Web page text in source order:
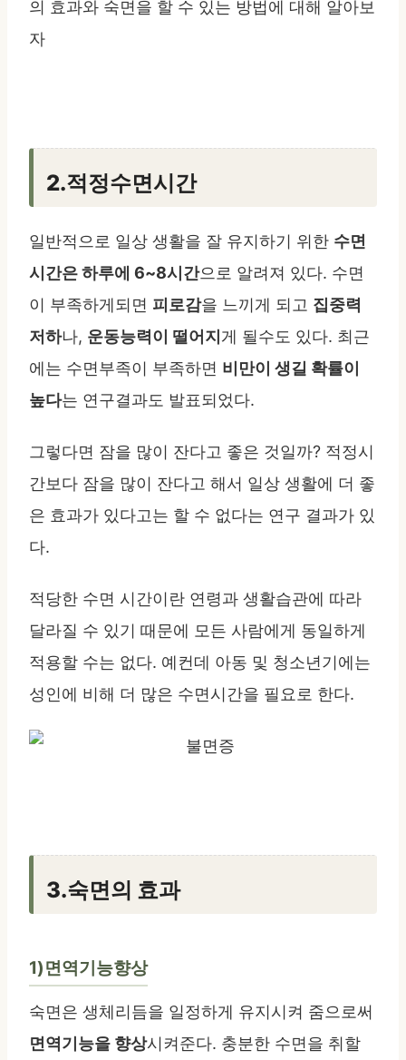
의 효과와 숙면을 할 수 있는 방법에 대해 알아보
자
2.적정수면시간
일반적으로 일상 생활을 잘 유지하기 위한 수면
시간은 하루에 6~8시간으로 알려져 있다. 수면
이 부족하게되면 피로감을 느끼게 되고 집중력
저하나, 운동능력이 떨어지게 될수도 있다. 최근
에는 수면부족이 부족하면 비만이 생길 확률이
높다는 연구결과도 발표되었다.
그렇다면 잠을 많이 잔다고 좋은 것일까? 적정시
간보다 잠을 많이 잔다고 해서 일상 생활에 더 좋
은 효과가 있다고는 할 수 없다는 연구 결과가 있
다.
적당한 수면 시간이란 연령과 생활습관에 따라
달라질 수 있기 때문에 모든 사람에게 동일하게
적용할 수는 없다. 예컨데 아동 및 청소년기에는
성인에 비해 더 많은 수면시간을 필요로 한다.
3.숙면의 효과
1)면역기능향상
숙면은 생체리듬을 일정하게 유지시켜 줌으로써
면역기능을 향상시켜준다. 충분한 수면을 취할